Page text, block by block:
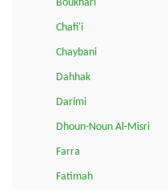
Boukhari
Chafi'i
Chaybani
Dahhak
Darimi
Dhoun-Noun Al-Misri
Farra
Fatimah